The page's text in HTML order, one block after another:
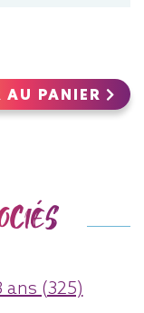
AU PANIER
ans (325)